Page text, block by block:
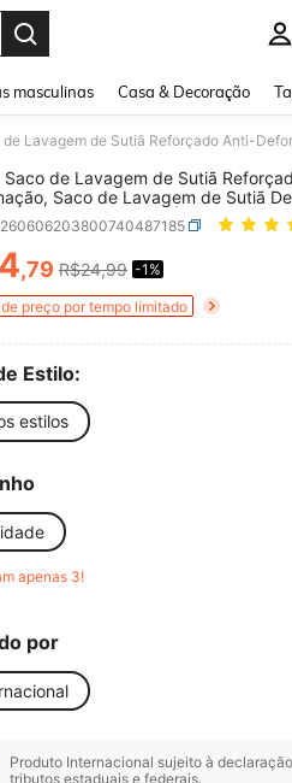
masculinas Casa & Decoração
Saco de Lavagem de Sutiã
Saco de Lavagem de Sutiã
Proteção de Roupa Íntima Diária
Doméstica, Adequado para Vários
Íntimas, Calcinhas, Adequado
Diária. Armazenamento de
de Banheiro para Artigos
de Viagem
AND
,79 R$24,99 -1%
preço por tempo limitado
Estilo:
estilos
apenas 3!
por
Produto Internacional sujeito à
tributos estaduais e federais.